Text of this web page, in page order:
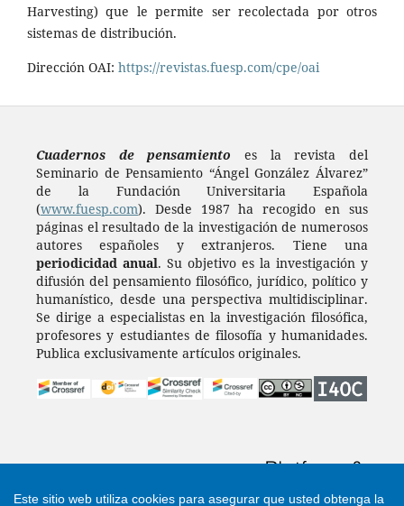
Harvesting) que le permite ser recolectada por otros
sistemas de distribución.
Dirección OAI: https://revistas.fuesp.com/cpe/oai
Cuadernos de pensamiento es la revista del
Seminario de Pensamiento “Ángel González Álvarez”
de la Fundación Universitaria Española
(www.fuesp.com). Desde 1987 ha recogido en sus
páginas el resultado de la investigación de numerosos
autores españoles y extranjeros. Tiene una
periodicidad anual. Su objetivo es la investigación y
difusión del pensamiento filosófico, jurídico, político y
humanístico, desde una perspectiva multidisciplinar.
Se dirige a especialistas en la investigación filosófica,
profesores y estudiantes de filosofía y humanidades.
Publica exclusivamente artículos originales.
Este sitio web utiliza cookies para asegurar que usted obtenga la